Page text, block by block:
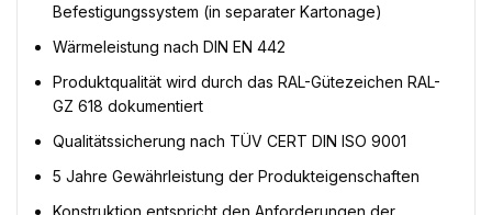
Befestigungssystem (in separater Kartonage)
Wärmeleistung nach DIN EN 442
Produktqualität wird durch das RAL-Gütezeichen RAL-
GZ 618 dokumentiert
Qualitätssicherung nach TÜV CERT DIN ISO 9001
5 Jahre Gewährleistung der Produkteigenschaften
Konstruktion entspricht den Anforderungen der